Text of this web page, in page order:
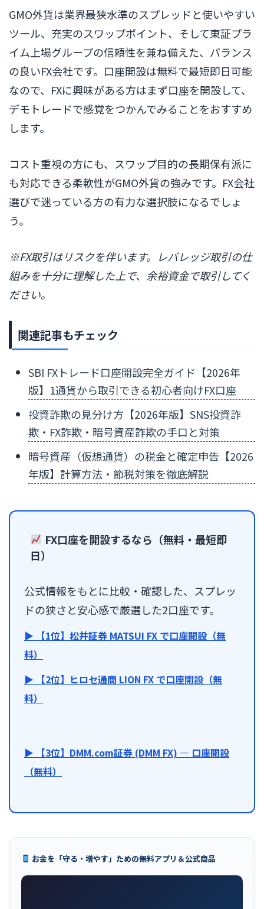
GMO外貨は業界最狭水準のスプレッドと使いやすい
ツール、充実のスワップポイント、そして東証プラ
イム上場グループの信頼性を兼ね備えた、バランス
の良いFX会社です。口座開設は無料で最短即日可能
なので、FXに興味がある方はまず口座を開設して、
デモトレードで感覚をつかんでみることをおすすめ
します。
コスト重視の方にも、スワップ目的の長期保有派に
も対応できる柔軟性がGMO外貨の強みです。FX会社
選びで迷っている方の有力な選択肢になるでしょ
う。
※FX取引はリスクを伴います。レバレッジ取引の仕
組みを十分に理解した上で、余裕資金で取引してく
ださい。
関連記事もチェック
SBI FXトレード口座開設完全ガイド【2026年
版】1通貨から取引できる初心者向けFX口座
投資詐欺の見分け方【2026年版】SNS投資詐
欺・FX詐欺・暗号資産詐欺の手口と対策
暗号資産（仮想通貨）の税金と確定申告【2026
年版】計算方法・節税対策を徹底解説
FX口座を開設するなら（無料・最短即
日）
公式情報をもとに比較・確認した、スプレッ
ドの狭さと安心感で厳選した2口座です。
▶ 【1位】松井証券 MATSUI FX で口座開設（無
料）
▶ 【2位】ヒロセ通商 LION FX で口座開設（無
料）
▶ 【3位】DMM.com証券 (DMM FX) — 口座開設
（無料）
お金を「守る・増やす」ための無料アプリ＆公式商品